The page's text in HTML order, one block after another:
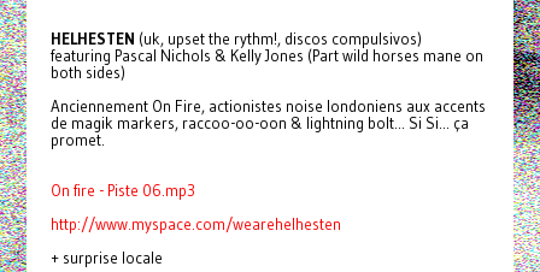
HELHESTEN (uk, upset the rythm!, discos compulsivos)
featuring Pascal Nichols & Kelly Jones (Part wild horses mane on
both sides)
Anciennement On Fire, actionistes noise londoniens aux accents
de magik markers, raccoo-oo-oon & lightning bolt... Si Si... ça
promet.
On fire - Piste 06.mp3
http://www.myspace.com/wearehelhesten
+ surprise locale